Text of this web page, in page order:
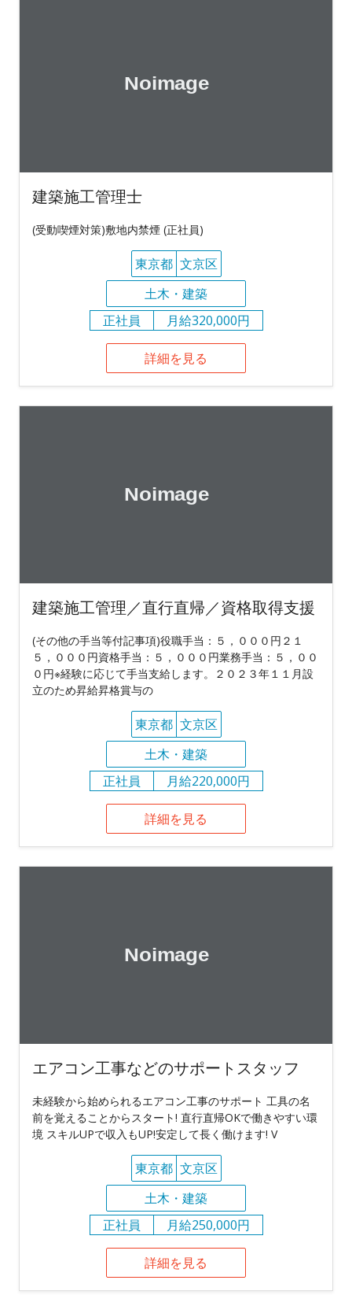
建築施工管理士
(受動喫煙対策)敷地内禁煙 (正社員)
東京都 文京区
土木・建築
正社員
月給320,000円
詳細を見る
建築施工管理／直行直帰／資格取得支援
(その他の手当等付記事項)役職手当：５，０００円２１
５，０００円資格手当：５，０００円業務手当：５，００
０円※経験に応じて手当支給します。２０２３年１１月設
立のため昇給昇格賞与の
東京都 文京区
土木・建築
正社員
月給220,000円
詳細を見る
エアコン工事などのサポートスタッフ
未経験から始められるエアコン工事のサポート 工具の名
前を覚えることからスタート! 直行直帰OKで働きやすい環
境 スキルUPで収入もUP!安定して長く働けます! V
東京都 文京区
土木・建築
正社員
月給250,000円
詳細を見る